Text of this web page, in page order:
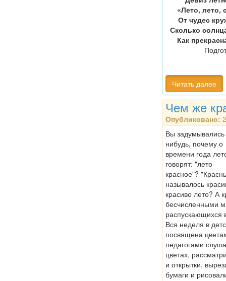
«Лето, лето,
От чудес
Сколько
Как
Читать далее
Чем же
Опубликовано:
Вы задумывались
нибудь, почему о
времени года
говорят: "лето
красное"?
называлось
красиво лето? А
бесчисленными
распускающихся
Вся неделя в
посвящена
педагогами
цветах,
и открытки,
бумаги и